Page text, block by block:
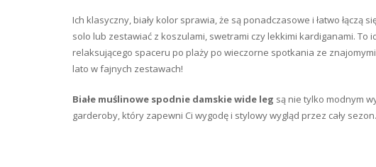
Ich klasyczny, biały kolor sprawia, że są ponadczasowe i łatwo łączą
solo lub zestawiać z koszulami, swetrami czy lekkimi kardiganami. To
relaksującego spaceru po plaży po wieczorne spotkania ze
lato w fajnych zestawach!
Białe muślinowe spodnie damskie wide leg są nie tylko modnym
garderoby, który zapewni Ci wygodę i stylowy wygląd przez cały sezon.